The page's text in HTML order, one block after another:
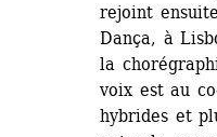
rejoint
Dança, à
la
voix est au
hybrides et